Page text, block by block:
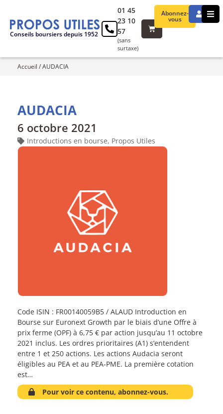
Conseils boursiers depuis 1952
Abonnez-
vous
01 45
23 10
57
(sans
surtaxe)
Accueil /AUDACIA
AUDACIA
6 octobre 2021
Introductions en bourse, Propos Utiles
Code ISIN : FR00140059B5 / ALAUD Introduction en
Bourse sur Euronext Growth par le biais d’une Offre à
prix ferme (OPF) à 6,75 € par action jusqu’au 11 octobre
2021 inclus. Les ordres prioritaires (A1) s’entendent
entre 1 et 250 actions. Les actions Audacia seront
éligibles au PEA et au PEA-PME. La première cotation
est…
Pour voir ce contenu, abonnez-vous.